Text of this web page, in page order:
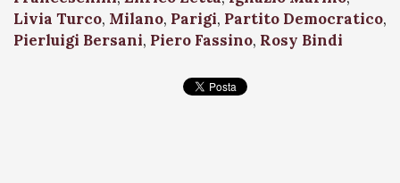
Livia Turco, Milano, Parigi, Partito Democratico,
Pierluigi Bersani, Piero Fassino, Rosy Bindi